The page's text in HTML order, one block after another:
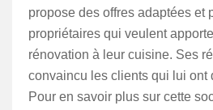
propose des offres adaptées et
propriétaires qui veulent
rénovation à leur cuisine. Ses
convaincu les clients qui lui ont
Pour en savoir plus sur cette